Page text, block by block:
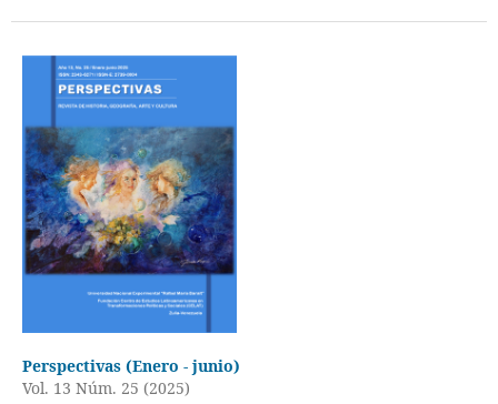
Perspectivas (Enero - junio)
Vol. 13 Núm. 25 (2025)